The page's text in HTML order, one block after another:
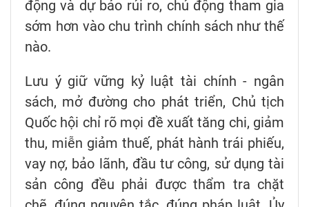
động và dự báo rủi ro, chủ động tham gia
sớm hơn vào chu trình chính sách như thế
nào.
Lưu ý giữ vững kỷ luật tài chính - ngân
sách, mở đường cho phát triển, Chủ tịch
Quốc hội chỉ rõ mọi đề xuất tăng chi, giảm
thu, miễn giảm thuế, phát hành trái phiếu,
vay nợ, bảo lãnh, đầu tư công, sử dụng tài
sản công đều phải được thẩm tra chặt